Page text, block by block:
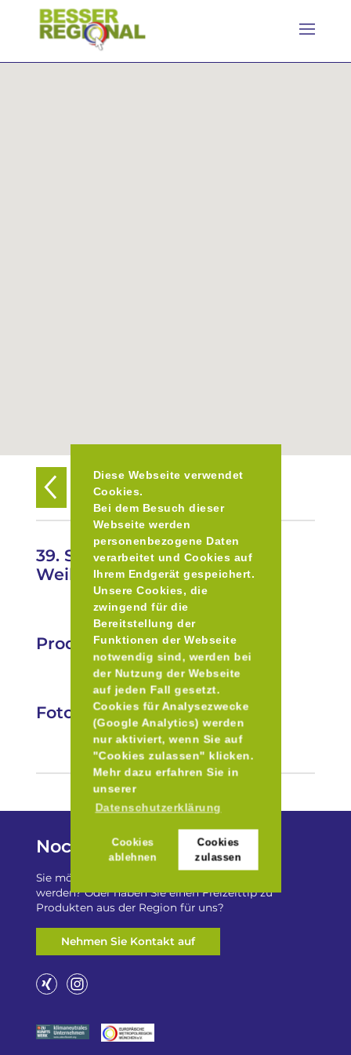
Diese Webseite verwendet
Cookies.
Bei dem Besuch dieser
Webseite werden
personenbezogene Daten
verarbeitet und Cookies auf
Ihrem Endgerät gespeichert.
Unsere Cookies, die
zwingend für die
Bereitstellung der
Funktionen der Webseite
notwendig sind, werden bei
der Nutzung der Webseite
auf jeden Fall gesetzt.
Cookies für Analysezwecke
(Google Analytics) werden
nur aktiviert, wenn Sie auf
"Cookies zulassen" klicken.
Mehr dazu erfahren Sie in
unserer
Datenschutzerklärung
Cookies
ablehnen
Cookies
zulassen
Zurück zur Übersicht
39. Schwabinger
Weihnachtsmarkt
Produkte
Fotos
Noch Fragen?
Sie möchten auf „Besser Regional“ gelistet
werden? Oder haben Sie einen Freizeittip zu
Produkten aus der Region für uns?
Nehmen Sie Kontakt auf